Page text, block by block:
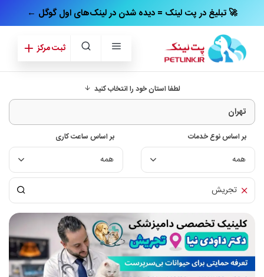
← تبلیغ در پت‌ لینک = دیده شدن در لینک‌های اول گوگل 🚀
ثبت مرکز
لطفا استان خود را انتخاب کنید
بر اساس نوع خدمات بر اساس ساعت کاری